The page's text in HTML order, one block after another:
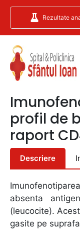
Rezultate
profil de
raport
Descriere
absenta
(leucocite).
gasite pe